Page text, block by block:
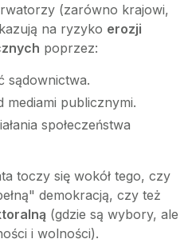
(zarówno krajowi,
na ryzyko erozji
poprzez:
sądownictwa.
mediami publicznymi.
społeczeństwa
toczy się wokół tego, czy
demokracją, czy też
(gdzie są wybory, ale
i wolności).